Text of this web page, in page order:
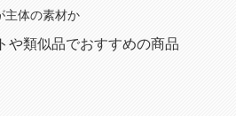
主体の素材か
や類似品でおすすめの商品